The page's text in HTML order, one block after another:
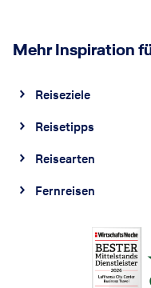
Mehr Inspiration
Reiseziele
Reisetipps
Reisearten
Fernreisen